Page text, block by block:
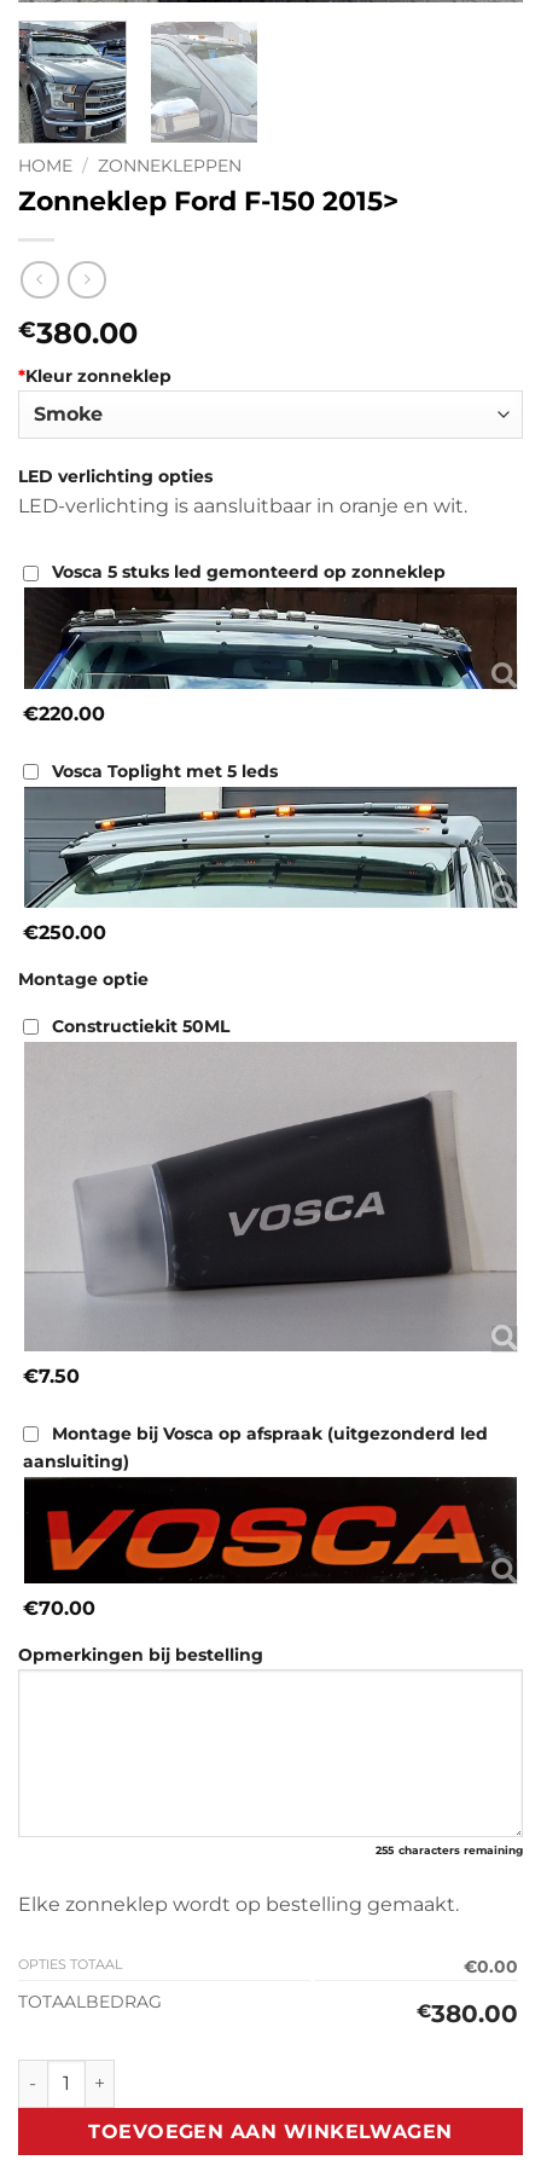
HOME / ZONNEKLEPPEN
Zonneklep Ford F-150 2015>
€380.00
*Kleur zonneklep
LED verlichting opties
LED-verlichting is aansluitbaar in oranje en wit.
Vosca 5 stuks led gemonteerd op zonneklep
€220.00
Vosca Toplight met 5 leds
€250.00
Montage optie
Constructiekit 50ML
€7.50
Montage bij Vosca op afspraak (uitgezonderd led
aansluiting)
€70.00
Opmerkingen bij bestelling
255 characters remaining
Elke zonneklep wordt op bestelling gemaakt.
OPTIES TOTAAL
€0.00
TOTAALBEDRAG
€380.00
Zonneklep Ford F-150 2015> aantal
TOEVOEGEN AAN WINKELWAGEN